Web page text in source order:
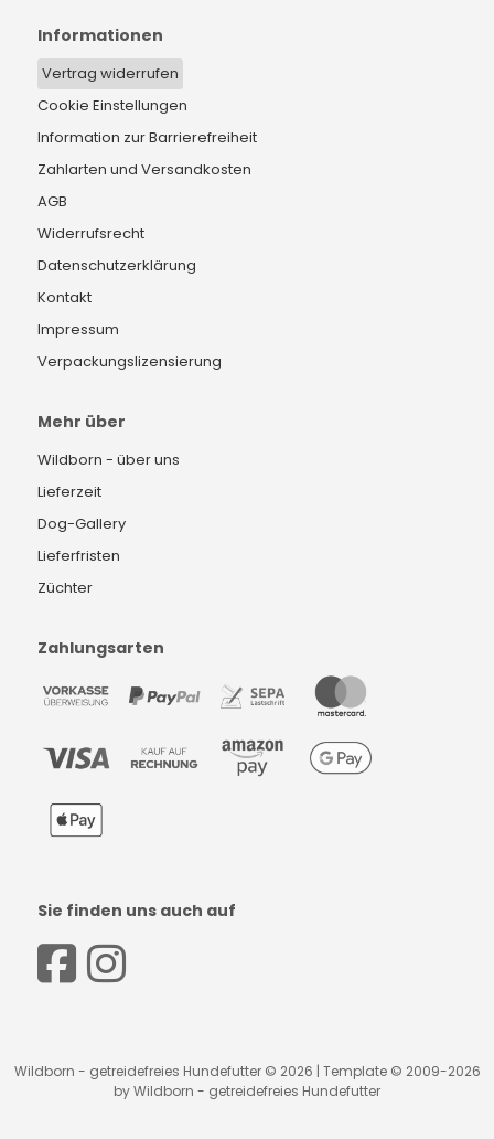
Informationen
Vertrag widerrufen
Cookie Einstellungen
Information zur Barrierefreiheit
Zahlarten und Versandkosten
AGB
Widerrufsrecht
Datenschutzerklärung
Kontakt
Impressum
Verpackungslizensierung
Mehr über
Wildborn - über uns
Lieferzeit
Dog-Gallery
Lieferfristen
Züchter
Zahlungsarten
Sie finden uns auch auf
Wildborn - getreidefreies Hundefutter © 2026 | Template © 2009-2026
by Wildborn - getreidefreies Hundefutter